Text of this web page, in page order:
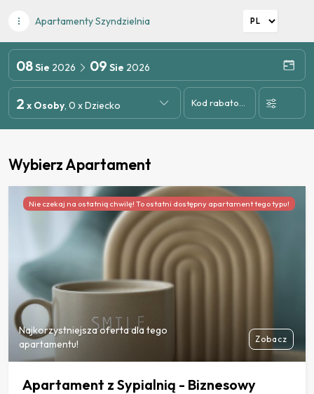
Apartamenty Szyndzielnia
08Sie 2026 09 Sie 2026
2 x Osoby, 0 x Dziecko
Wybierz Apartament
Nie czekaj na ostatnią chwilę! To ostatni dostępny apartament tego typu!
Najkorzystniejsza oferta dla tego
apartamentu!
Zobacz
Apartament z Sypialnią - Biznesowy